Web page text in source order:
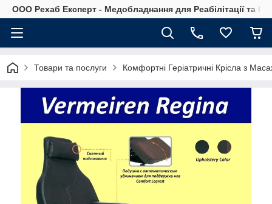
OOO Рехаб Експерт - Медобладнання для Реабілітації та
Товари та послуги Комфортні Геріатричні Крісла з